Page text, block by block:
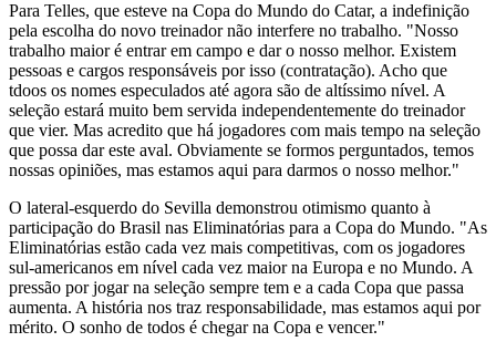
Para Telles, que esteve na Copa do Mundo do Catar, a indefinição
pela escolha do novo treinador não interfere no trabalho. "Nosso
trabalho maior é entrar em campo e dar o nosso melhor. Existem
pessoas e cargos responsáveis por isso (contratação). Acho que
tdoos os nomes especulados até agora são de altíssimo nível. A
seleção estará muito bem servida independentemente do treinador
que vier. Mas acredito que há jogadores com mais tempo na seleção
que possa dar este aval. Obviamente se formos perguntados, temos
nossas opiniões, mas estamos aqui para darmos o nosso melhor."
O lateral-esquerdo do Sevilla demonstrou otimismo quanto à
participação do Brasil nas Eliminatórias para a Copa do Mundo. "As
Eliminatórias estão cada vez mais competitivas, com os jogadores
sul-americanos em nível cada vez maior na Europa e no Mundo. A
pressão por jogar na seleção sempre tem e a cada Copa que passa
aumenta. A história nos traz responsabilidade, mas estamos aqui por
mérito. O sonho de todos é chegar na Copa e vencer."